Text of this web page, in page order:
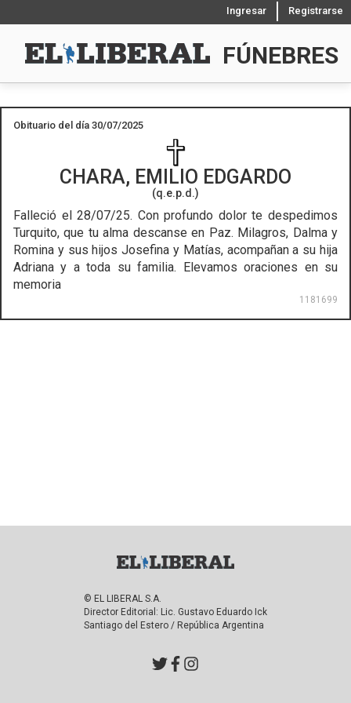
Ingresar Registrarse
FÚNEBRES
Obituario del día 30/07/2025
CHARA, EMILIO EDGARDO
(q.e.p.d.)
Falleció el 28/07/25. Con profundo dolor te despedimos
Turquito, que tu alma descanse en Paz. Milagros, Dalma y
Romina y sus hijos Josefina y Matías, acompañan a su hija
Adriana y a toda su familia. Elevamos oraciones en su
memoria
1181699
© EL LIBERAL S.A.
Director Editorial: Lic. Gustavo Eduardo Ick
Santiago del Estero / República Argentina